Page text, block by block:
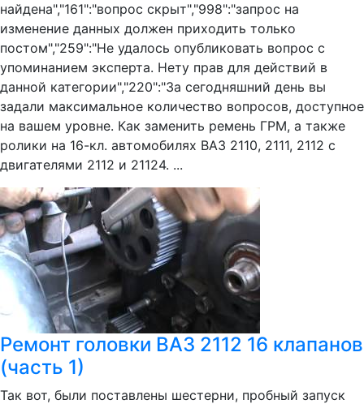
найдена","161":"вопрос скрыт","998":"запрос на
изменение данных должен приходить только
постом","259":"Не удалось опубликовать вопрос с
упоминанием эксперта. Нету прав для действий в
данной категории","220":"За сегодняшний день вы
задали максимальное количество вопросов, доступное
на вашем уровне. Как заменить ремень ГРМ, а также
ролики на 16-кл. автомобилях ВАЗ 2110, 2111, 2112 с
двигателями 2112 и 21124. ...
Ремонт головки ВАЗ 2112 16 клапанов
(часть 1)
Так вот, были поставлены шестерни, пробный запуск